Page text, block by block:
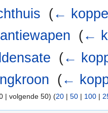
(←
(←
(←
(←
| volgende 50) (20 | 50 | 100 |